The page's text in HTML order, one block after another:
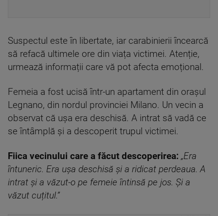
Suspectul este în libertate, iar carabinierii încearcă
să refacă ultimele ore din viața victimei. Atenție,
urmează informații care vă pot afecta emoțional.
Femeia a fost ucisă într-un apartament din orașul
Legnano, din nordul provinciei Milano. Un vecin a
observat că ușa era deschisă. A intrat să vadă ce
se întâmplă și a descoperit trupul victimei.
Fiica vecinului care a făcut descoperirea: „Era
întuneric. Era ușa deschisă și a ridicat perdeaua. A
intrat și a văzut-o pe femeie întinsă pe jos. Și a
văzut cuțitul.”